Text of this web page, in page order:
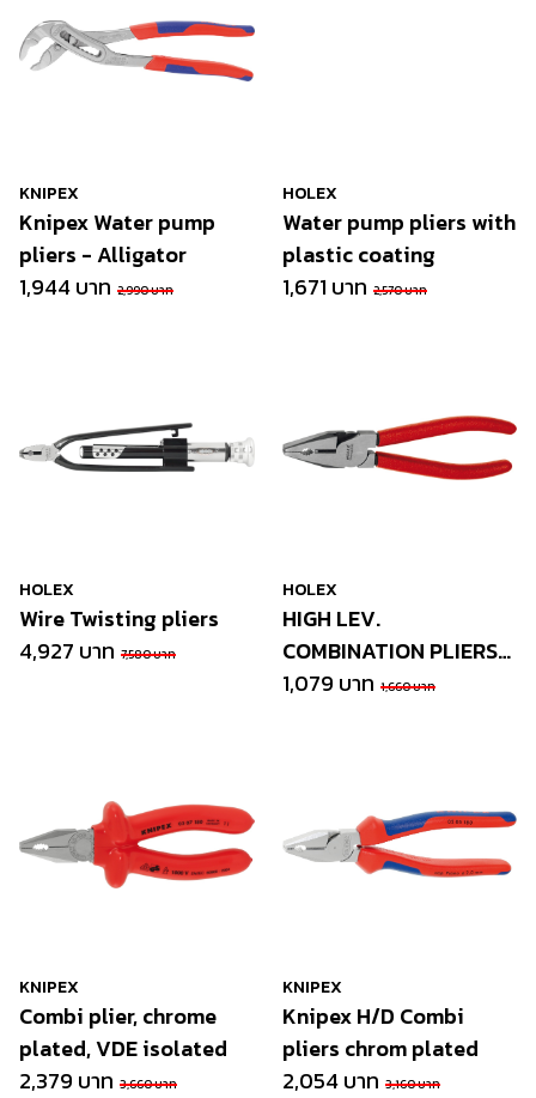
KNIPEX
Knipex Water pump
pliers - Alligator
1,944 บาท 2,990 บาท
HOLEX
Water pump pliers with
plastic coating
1,671 บาท 2,570 บาท
HOLEX
Wire Twisting pliers
4,927 บาท 7,580 บาท
HOLEX
HIGH LEV.
COMBINATION PLIERS
200MM
1,079 บาท 1,660 บาท
KNIPEX
Combi plier, chrome
plated, VDE isolated
2,379 บาท 3,660 บาท
KNIPEX
Knipex H/D Combi
pliers chrom plated
2,054 บาท 3,160 บาท